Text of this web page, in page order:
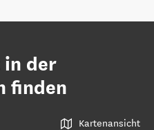
in der
finden
Kartenansicht